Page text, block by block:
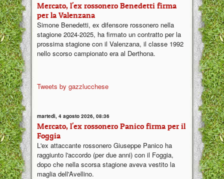
Mercato, l'ex rossonero Benedetti firma
per la Valenzana
Simone Benedetti, ex difensore rossonero nella
stagione 2024-2025, ha firmato un contratto per la
prossima stagione con il Valenzana, il classe 1992
nello scorso campionato era al Derthona.
Tweets by gazzlucchese
martedì, 4 agosto 2026, 08:36
Mercato, l'ex rossonero Panico firma per il
Foggia
L'ex attaccante rossonero Giuseppe Panico ha
raggiunto l'accordo (per due anni) con il Foggia,
dopo che nella scorsa stagione aveva vestito la
maglia dell'Avellino.